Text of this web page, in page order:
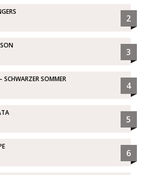
2
3
SCHWARZER SOMMER
4
5
6